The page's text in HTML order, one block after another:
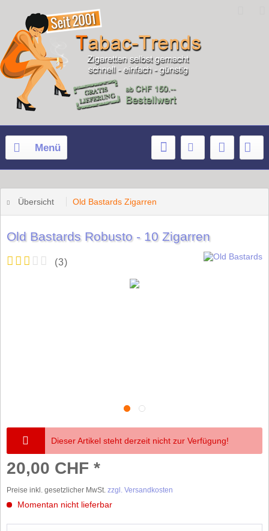
Menü
Übersicht Old Bastards Zigarren
Old Bastards Robusto - 10 Zigarren
(3)
Dieser Artikel steht derzeit nicht zur Verfügung!
20,00 CHF *
Preise inkl. gesetzlicher MwSt. zzgl. Versandkosten
Momentan nicht lieferbar